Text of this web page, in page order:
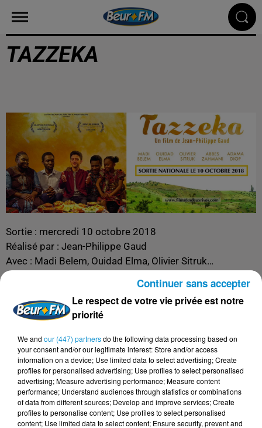
TAZZEKA
Sortie : mercredi 10 octobre 2018
Réalisé par : Jean-Philippe Gaud
Avec : Madi Belem, Ouidad Elma, Olivier Sitruk…
Élevé par sa grand-mère qui lui transmet le goût et les
secrets de la cuisine traditionnelle, Elias grandit au cœur
d’un village marocain, Tazzeka. Quelques années plus
l’irruption de la belle Salma dans son
quotidien vont bouleverser sa vie et le décider à partir
pour la France… À Paris, Elias fait l’expérience de la
pauvreté et du travail précaire des immigrés clandestins.
Il découvre aussi les saveurs de l’amitié grâce à
Souleymane, qui saura raviver sa passion pour la cuisine.
Le respect de votre vie privée est notre
priorité
We and our (447) partnersdo the following data processing based on
your consent and/or our legitimate interest: Store and/or access
information on a device; Use limited data to select advertising; Create
profiles for personalised advertising; Use profiles to select personalised
advertising; Measure advertising performance; Measure content
performance; Understand audiences through statistics or combinations
of data from different sources; Develop and improve services; Create
profiles to personalise content; Use profiles to select personalised
content; Use limited data to select content; Ensure security, prevent and
Continuer sans accepter